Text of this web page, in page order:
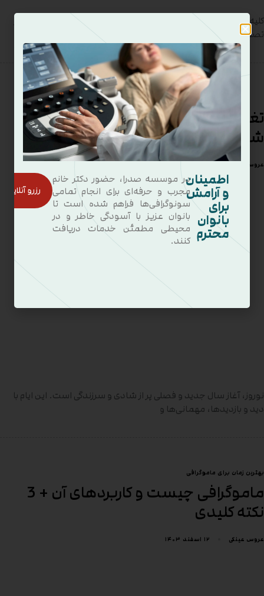
کلیه‌ها از جمله اندام‌های حیاتی بدن هستند که نقش بسیار مهمی در
تصفیه خون، تنظیم فشار خون و دفع مواد
تغذیه های نوروزی مناسب برای کودکان
شما
عروس عینکی
نوروز، آغاز سال جدید و فصلی پر از شادی و سرزندگی است. این ایام با
دید و بازدیدها، مهمانی‌ها و
بهترین زمان برای ماموگرافی
ماموگرافی چیست و کاربردهای آن + 3
نکته کلیدی
عروس عینکی ۱۲ اسفند ۱۴۰۳
اطمینان
و آرامش
برای
بانوان
محترم
در موسسه صدرا، حضور دکتر خانم
مجرب و حرفه‌ای برای انجام تمامی
سونوگرافی‌ها فراهم شده است تا
بانوان عزیز با آسودگی خاطر و در
محیطی مطمئن خدمات دریافت
کنند.
رزرو آنلاین